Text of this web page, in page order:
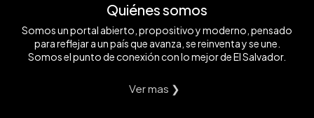
Quiénes somos
Somos un portal abierto, propositivo y moderno, pensado
para reflejar a un país que avanza, se reinventa y se une.
Somos el punto de conexión con lo mejor de El Salvador.
Ver mas ❯